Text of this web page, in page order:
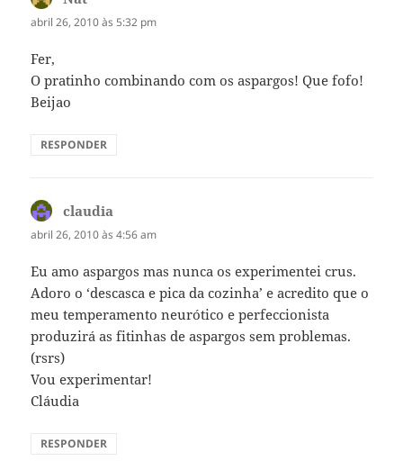
abril 26, 2010 às 5:32 pm
Fer,
O pratinho combinando com os aspargos! Que fofo!
Beijao
RESPONDER
claudia
abril 26, 2010 às 4:56 am
Eu amo aspargos mas nunca os experimentei crus.
Adoro o ‘descasca e pica da cozinha’ e acredito que o
meu temperamento neurótico e perfeccionista
produzirá as fitinhas de aspargos sem problemas.
(rsrs)
Vou experimentar!
Cláudia
RESPONDER